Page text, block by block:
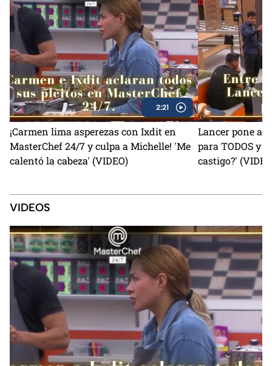
2:21
¡Carmen lima asperezas con Ixdit en
MasterChef 24/7 y culpa a Michelle! 'Me
calentó la cabeza' (VIDEO)
Lancer pone a
para TODOS y
castigo?'
VIDEOS